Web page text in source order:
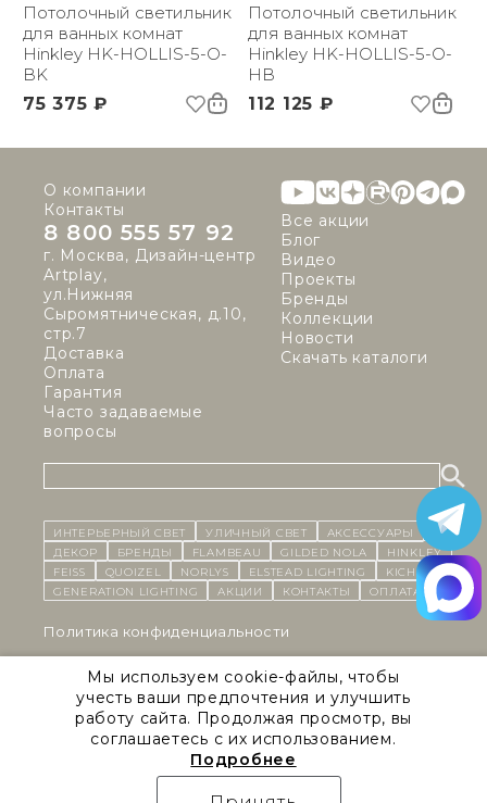
Потолочный светильник
для ванных комнат
Hinkley HK-HOLLIS-5-O-
BK
75 375 ₽
Потолочный светильник
для ванных комнат
Hinkley HK-HOLLIS-5-O-
HB
112 125 ₽
О компании
Контакты
8 800 555 57 92
г. Москва, Дизайн-центр
Artplay,
ул.Нижняя
Сыромятническая, д.10,
стр.7
Доставка
Оплата
Гарантия
Часто задаваемые
вопросы
Все акции
Блог
Видео
Проекты
Бренды
Коллекции
Новости
Скачать каталоги
ИНТЕРЬЕРНЫЙ СВЕТ уличный СВЕТ
Аксессуары
декор
бренды Flambeau Gilded Nola
Hinkley
Feiss
Quoizel Norlys Elstead Lighting
Kichler
Generation Lighting
Акции контакты Оплата
Политика конфиденциальности
Cоглашение на обработку персональных данных
Публичная оферта
Natural Concepts 2026 © Все права защищены
Мы используем cookie-файлы, чтобы
учесть ваши предпочтения и улучшить
работу сайта. Продолжая просмотр, вы
соглашаетесь с их использованием.
Подробнее